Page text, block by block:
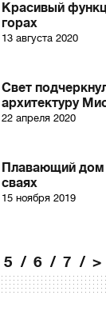
Красивый
горах
13 августа 2020
Свет
архитектуру
22 апреля 2020
Плавающий дом
сваях
15 ноября 2019
5 6 7 >